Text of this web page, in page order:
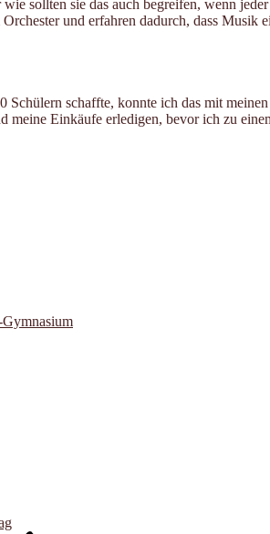
sollten sie das auch begreifen, wenn
und erfahren dadurch, dass Musik
schaffte, konnte ich das mit
Einkäufe erledigen, bevor ich zu